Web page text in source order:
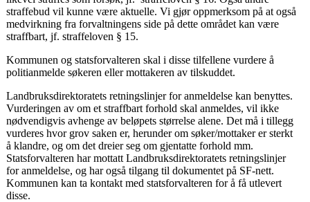
straffebud vil kunne være aktuelle. Vi gjør oppmerksom på at også
medvirkning fra forvaltningens side på dette området kan være
straffbart, jf. straffeloven § 15.
Kommunen og statsforvalteren skal i disse tilfellene vurdere å
politianmelde søkeren eller mottakeren av tilskuddet.
Landbruksdirektoratets retningslinjer for anmeldelse kan benyttes.
Vurderingen av om et straffbart forhold skal anmeldes, vil ikke
nødvendigvis avhenge av beløpets størrelse alene. Det må i tillegg
vurderes hvor grov saken er, herunder om søker/mottaker er sterkt
å klandre, og om det dreier seg om gjentatte forhold mm.
Statsforvalteren har mottatt Landbruksdirektoratets retningslinjer
for anmeldelse, og har også tilgang til dokumentet på SF-nett.
Kommunen kan ta kontakt med statsforvalteren for å få utlevert
disse.